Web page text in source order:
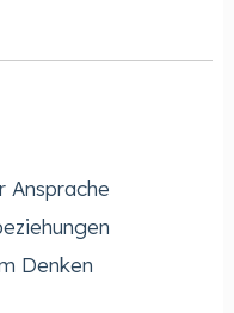
Ansprache
Denken